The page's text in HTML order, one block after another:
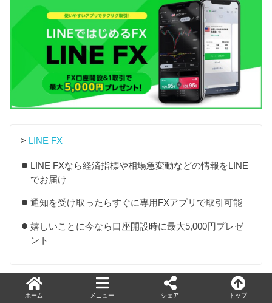
> LINE FX
LINE FXなら経済指標や相場急変動などの情報をLINE
でお届け
通知を受け取ったらすぐに専用FXアプリで取引可能
嬉しいことに今なら口座開設時に最大5,000円プレゼ
ント
LINE FXの口座開設はコチラです
ホーム メニュー シェア トップ